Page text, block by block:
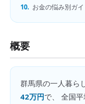
10. お金の悩み別ガ
概要
群馬県の一人暮ら
42万円で、 全国平